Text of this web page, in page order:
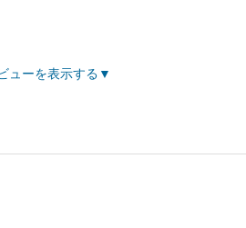
ューを表示する